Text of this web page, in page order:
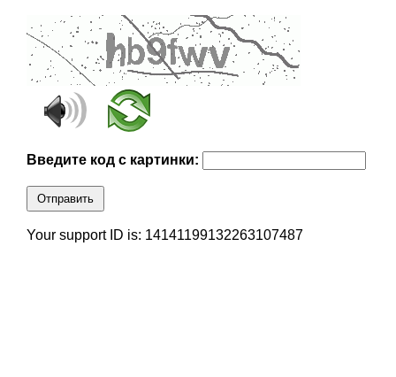
Введите код с картинки:
Отправить
Your support ID is: 14141199132263107487